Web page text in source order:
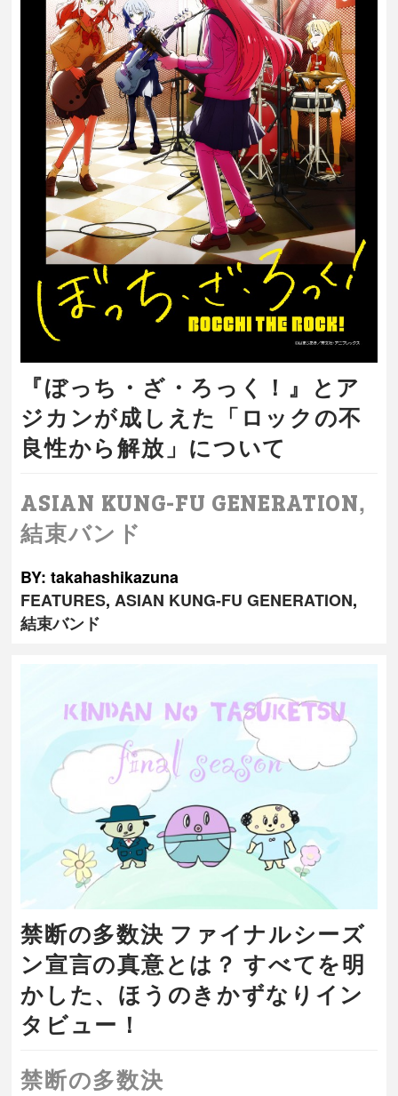
『ぼっち・ざ・ろっく！』とア
ジカンが成しえた「ロックの不
良性から解放」について
ASIAN KUNG-FU GENERATION,
結束バンド
BY: takahashikazuna
FEATURES,ASIAN KUNG-FU GENERATION,
結束バンド
禁断の多数決 ファイナルシーズ
ン宣言の真意とは？ すべてを明
かした、ほうのきかずなりイン
タビュー！
禁断の多数決